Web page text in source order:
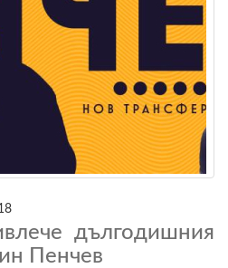
дългодишния
Пенчев